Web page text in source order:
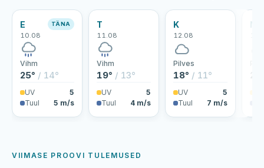
E
10.08
TÄNA
Vihm
25° / 14°
UV
5
Tuul
5 m/s
T
11.08
Vihm
19° / 13°
UV
5
Tuul
4 m/s
K
12.08
Pilves
18° / 11°
UV
5
Tuul
7 m/s
N
VIIMASE PROOVI TULEMUSED